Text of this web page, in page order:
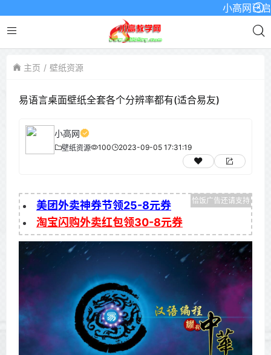
小高网已启用
主页 壁纸资源
易语言桌面壁纸全套各个分辨率都有(适合易友)
小高网
壁纸资源 100 2023-09-05 17:31:19
美团外卖神券节领25-8元券
淘宝闪购外卖红包领30-8元券